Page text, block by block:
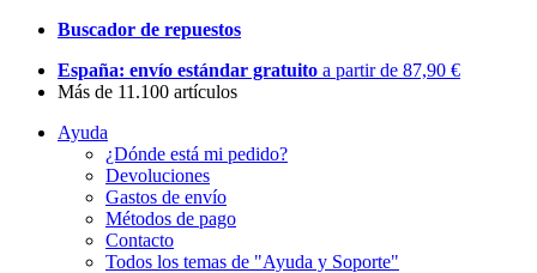
Buscador de repuestos
España: envío estándar gratuito a partir de 87,90 €
Más de 11.100 artículos
Ayuda
¿Dónde está mi pedido?
Devoluciones
Gastos de envío
Métodos de pago
Contacto
Todos los temas de "Ayuda y Soporte"